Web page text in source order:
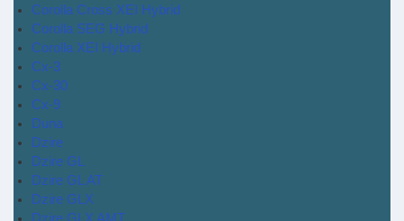
Corolla Cross XEI Hybrid
Corolla SEG Hybrid
Corolla XEI Hybrid
Cx-3
Cx-30
Cx-9
Duna
Dzire
Dzire GL
Dzire GL AT
Dzire GLX
Dzire GLX AMT